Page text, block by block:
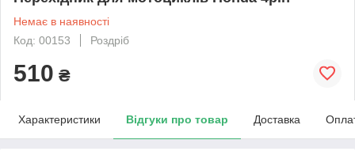
Немає в наявності
Код: 00153
Роздріб
510 ₴
Характеристики Відгуки про товар Доставка